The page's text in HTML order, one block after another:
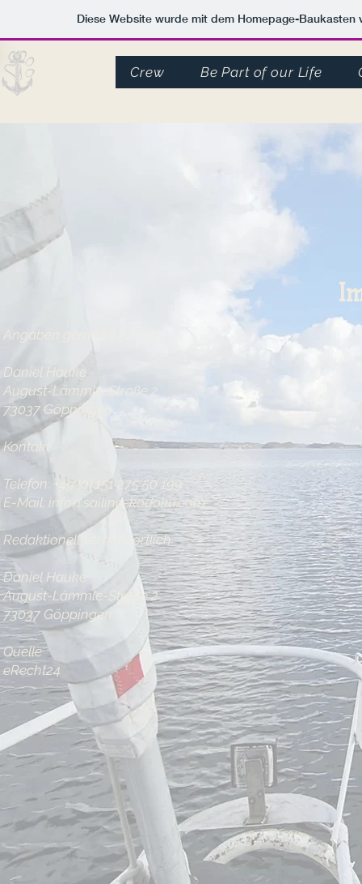
Diese Website wurde mit dem Homepage-Baukasten
Crew Be Part of our Life
Angaben gemäß § 5 TMG
Daniel Hauke
August-Lämmle-Straße 2
73037 Göppingen
Kontakt
Telefon: +49 (0) 151 275 50 199
E-Mail: info@sailing-kodoku.com
Redaktionell verantwortlich
Daniel Hauke
August-Lämmle-Straße 2
73037 Göppingen
Quelle
eRecht24